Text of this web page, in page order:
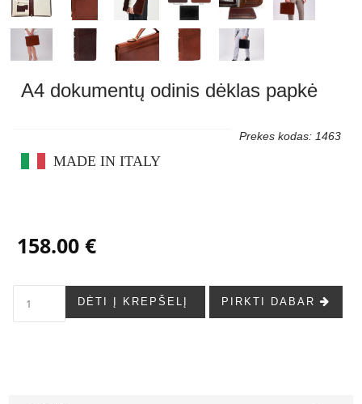
A4 dokumentų odinis dėklas papkė
Prekes kodas: 1463
MADE IN ITALY
158.00 €
DĖTI Į KREPŠELĮ PIRKTI DABAR